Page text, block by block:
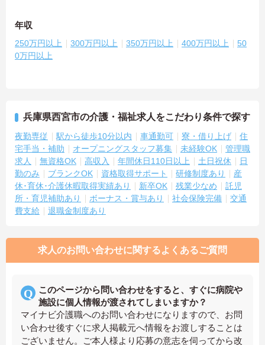
年収
250万円以上 300万円以上 350万円以上 400万円以上
50
0万円以上
兵庫県西宮市の介護・福祉求人をこだわり条件で探す
夜勤専従 駅から徒歩10分以内 車通勤可 寮・借り上げ
住
宅手当・補助
オープニングスタッフ募集 未経験OK
管理職
求人
無資格OK 高収入 年間休日110日以上 土日祝休
日
勤のみ
ブランクOK 資格取得サポート 研修制度あり
産
休･育休･介護休暇取得実績あり
新卒OK 残業少なめ
託児
所・育児補助あり
ボーナス・賞与あり 社会保険完備
交通
費支給
退職金制度あり
求人のお問い合わせに関するよくあるご質問
このページから問い合わせをすると、すぐに病院や
施設に個人情報が渡されてしまいますか？
マイナビ介護職へのお問い合わせになりますので、お問
い合わせ後すぐに求人掲載元へ情報をお渡しすることは
ございません。ご本人様より応募の意志を伺ってから改